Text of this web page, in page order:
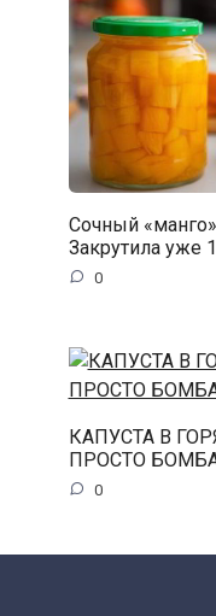
Сочный
Закрутила уже
0
КАПУСТА В
ПРОСТО
0